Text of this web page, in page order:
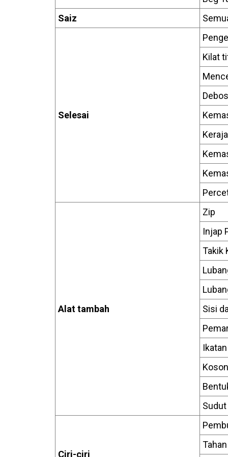
Saiz
Selesai
Kilat
Alat tambah
Zip
Injap
Takik
Sisi
Ciri-ciri